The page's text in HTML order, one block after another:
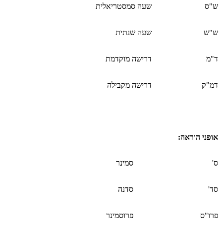
ש"ס שעה סמסטריאלית
ש"ש שעה שנתית
ד"מ דרישה מוקדמת
דמ"ק דרישה מקבילה
אופני הוראה:
ס' סמינר
סד' סדנה
פרו"ס פרוסמינר